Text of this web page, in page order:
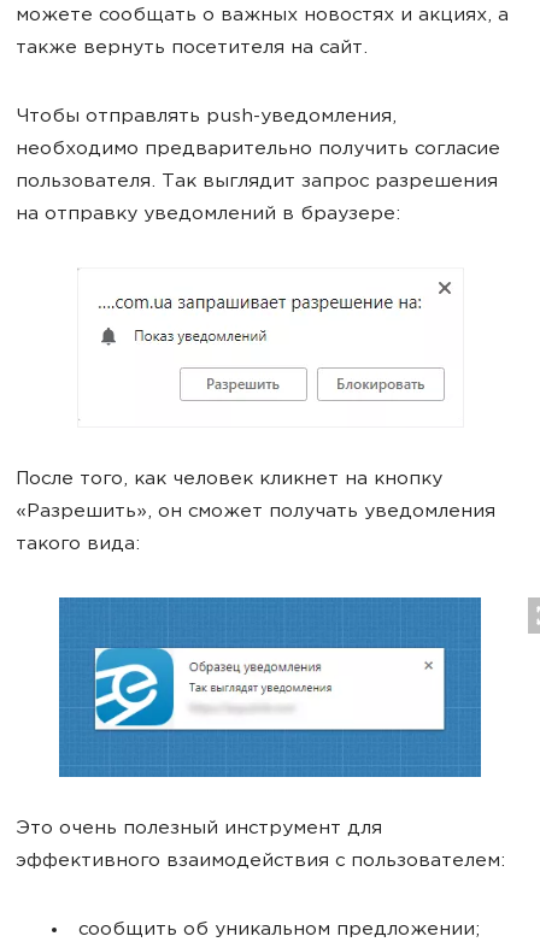
можете сообщать о важных новостях и акциях, а
также вернуть посетителя на сайт.
Чтобы отправлять push-уведомления,
необходимо предварительно получить согласие
пользователя. Так выглядит запрос разрешения
на отправку уведомлений в браузере:
После того, как человек кликнет на кнопку
«Разрешить», он сможет получать уведомления
такого вида:
Это очень полезный инструмент для
эффективного взаимодействия с пользователем:
сообщить об уникальном предложении;